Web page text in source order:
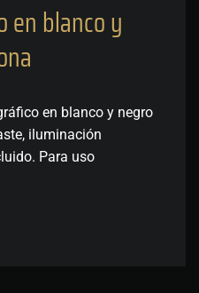
en blanco y
en blanco y negro
iluminación
Para uso